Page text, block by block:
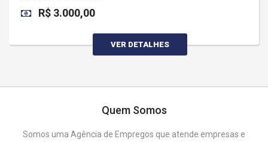
R$ 3.000,00
VER DETALHES
Quem Somos
Somos uma Agência de Empregos que atende empresas e